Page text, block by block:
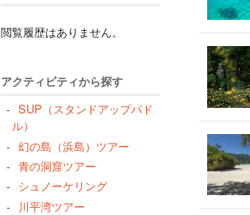
閲覧履歴はありません。
アクティビティから探す
SUP（スタンドアップパド
ル）
幻の島（浜島）ツアー
青の洞窟ツアー
シュノーケリング
川平湾ツアー